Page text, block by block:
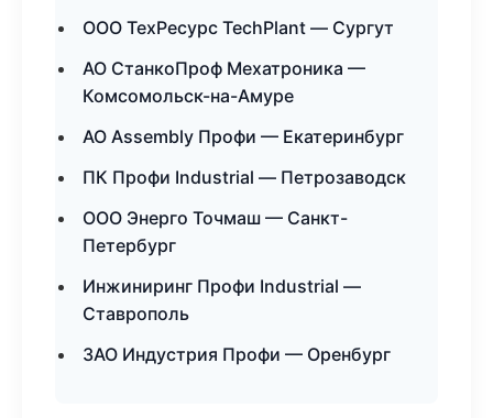
ООО ТехРесурс TechPlant — Сургут
АО СтанкоПроф Мехатроника —
Комсомольск-на-Амуре
АО Assembly Профи — Екатеринбург
ПК Профи Industrial — Петрозаводск
ООО Энерго Точмаш — Санкт-
Петербург
Инжиниринг Профи Industrial —
Ставрополь
ЗАО Индустрия Профи — Оренбург